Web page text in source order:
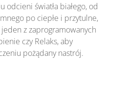
odcieni światła białego, od
po ciepłe i przytulne,
z zaprogramowanych
czy Relaks, aby
pożądany nastrój.